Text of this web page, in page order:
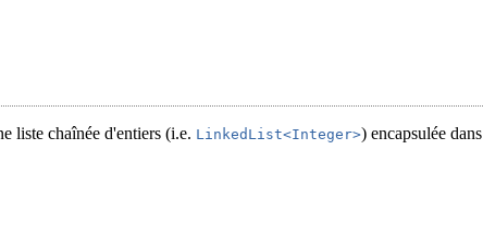
liste chaînée d'entiers (i.e. LinkedList<Integer>) encapsulée dans